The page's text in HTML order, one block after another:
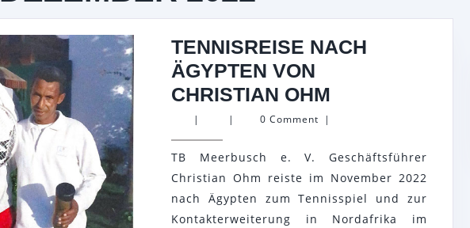
TENNISREISE NACH
ÄGYPTEN VON
CHRISTIAN OHM
VON
CHRISTIAN
OHM
| | 0 Comment |
TB Meerbusch e. V. Geschäftsführer
Christian Ohm reiste im November 2022
nach Ägypten zum Tennisspiel und zur
Kontakterweiterung in Nordafrika im